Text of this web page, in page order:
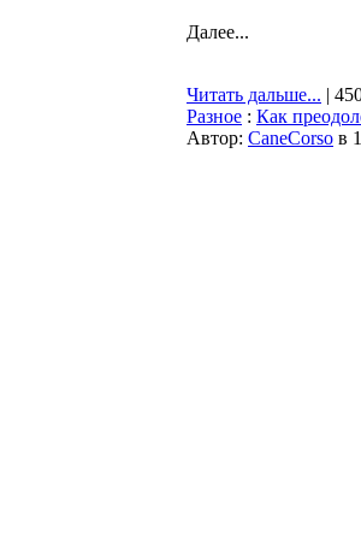
Далее...
Читать дальше... |
Разное : Как
Автор: CaneCorso в